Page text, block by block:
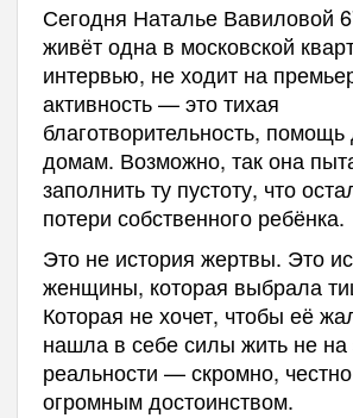
Сегодня Наталье Вавиловой
живёт одна в московской
интервью, не ходит на
активность — это тихая
благотворительность, помощь
домам. Возможно, так она
заполнить ту пустоту, что
потери собственного ребёнка.
Это не история жертвы. Это
женщины, которая выбрала
Которая не хочет, чтобы её
нашла в себе силы жить не на
реальности — скромно,
огромным достоинством.